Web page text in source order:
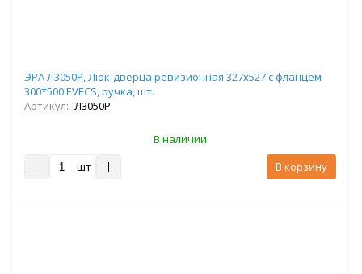
ЭРА Л3050Р, Люк-дверца ревизионная 327х527 с фланцем
300*500 EVECS, ручка, шт.
Артикул: Л3050Р
В наличии
шт
В корзину